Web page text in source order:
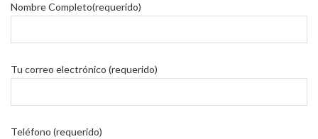
Nombre Completo(requerido)
Tu correo electrónico (requerido)
Teléfono (requerido)